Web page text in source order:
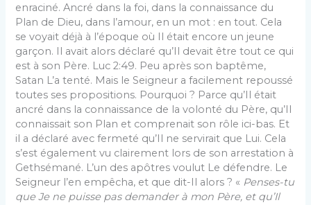
enraciné. Ancré dans la foi, dans la connaissance du
Plan de Dieu, dans l’amour, en un mot : en tout. Cela
se voyait déjà à l’époque où Il était encore un jeune
garçon. Il avait alors déclaré qu’Il devait être tout ce qui
est à son Père. Luc 2:49. Peu après son baptême,
Satan L’a tenté. Mais le Seigneur a facilement repoussé
toutes ses propositions. Pourquoi ? Parce qu’Il était
ancré dans la connaissance de la volonté du Père, qu’Il
connaissait son Plan et comprenait son rôle ici-bas. Et
il a déclaré avec fermeté qu’Il ne servirait que Lui. Cela
s’est également vu clairement lors de son arrestation à
Gethsémané. L’un des apôtres voulut Le défendre. Le
Seigneur l’en empêcha, et que dit-Il alors ? « Penses-tu
que Je ne puisse pas demander à mon Père, et qu’Il